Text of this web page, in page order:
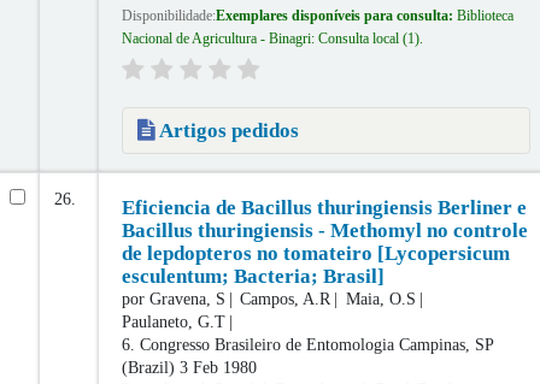
Disponibilidade:Exemplares disponíveis para consulta: Biblioteca
Nacional de Agricultura - Binagri: Consulta local (1).
Artigos pedidos
26.
Eficiencia de Bacillus thuringiensis Berliner e
Bacillus thuringiensis - Methomyl no controle
de lepdopteros no tomateiro [Lycopersicum
esculentum; Bacteria; Brasil]
por Gravena, S Campos, A.R
Maia, O.S
Paulaneto, G.T
6. Congresso Brasileiro de EntomologiaCampinas, SP
(Brazil) 3 Feb 1980